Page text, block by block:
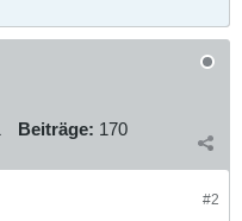
Beiträge: 170
#2